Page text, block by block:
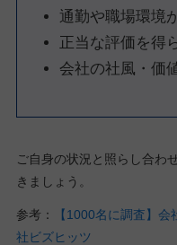
通勤や職場環境
正当な評価を得
会社の社風・価
ご自身の状況と照らし合わ
きましょう。
参考：
【1000名に調査】
社ビズヒッツ